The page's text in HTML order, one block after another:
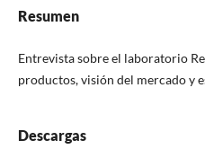
Resumen
Entrevista sobre el laboratorio
productos, visión del mercado y
Descargas